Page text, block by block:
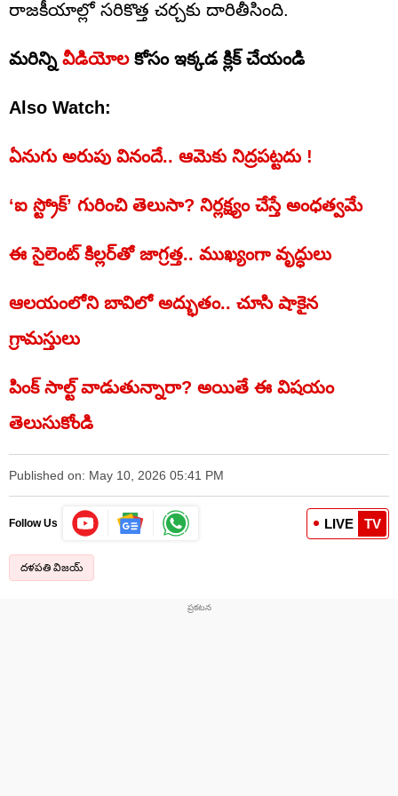
రాజకీయాల్లో సరికొత్త చర్చకు దారితీసింది.
మరిన్ని వీడియోలకోసం ఇక్కడ క్లిక్ చేయండి
Also Watch:
ఏనుగు అరుపు వినందే.. ఆమెకు నిద్రపట్టదు !
‘ఐ స్ట్రోక్’ గురించి తెలుసా? నిర్లక్ష్యం చేస్తే అంధత్వమే
ఈ సైలెంట్ కిల్లర్‌తో జాగ్రత్త.. ముఖ్యంగా వృద్ధులు
ఆలయంలోని బావిలో అద్భుతం.. చూసి షాకైన
గ్రామస్తులు
పింక్ సాల్ట్ వాడుతున్నారా? అయితే ఈ విషయం
తెలుసుకోండి
Published on: May 10, 2026 05:41 PM
Follow Us LIVE TV
దళపతి విజయ్